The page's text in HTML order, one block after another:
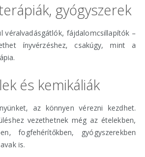
gyógyszerek
véralvadásgátlók, fájdalomcsillapítók –
ínyvérzéshez, csakúgy, mint a
és kemikáliák
az könnyen vérezni kezdhet.
vezethetnek még az ételekben,
fogfehérítőkben, gyógyszerekben
is.